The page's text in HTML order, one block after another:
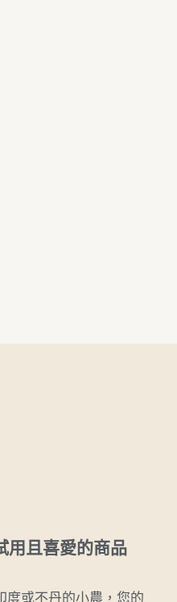
用且喜愛的商品
度或不丹的小農，您的